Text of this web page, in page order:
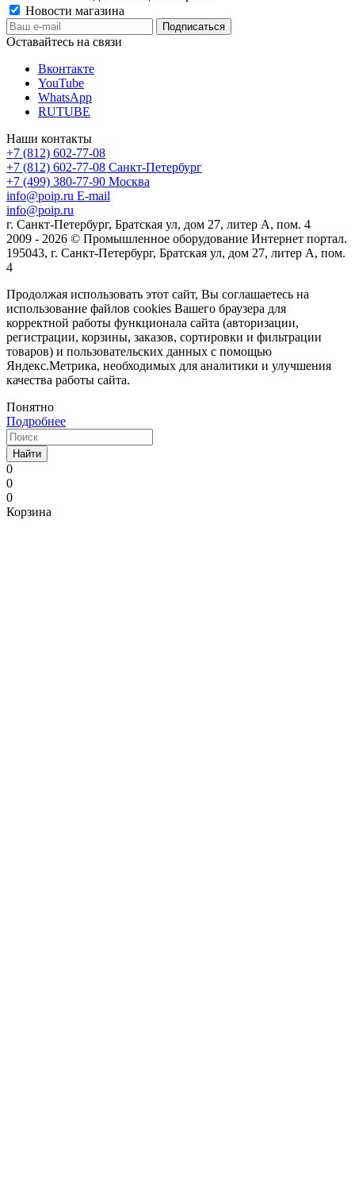
Новости магазина
Оставайтесь на связи
Вконтакте
YouTube
WhatsApp
RUTUBE
Наши контакты
+7 (812) 602-77-08
+7 (812) 602-77-08 Санкт-Петербург
+7 (499) 380-77-90 Москва
info@poip.ru E-mail
info@poip.ru
г. Санкт-Петербург, Братская ул, дом 27, литер А, пом. 4
2009 - 2026 © Промышленное оборудование Интернет портал.
195043, г. Санкт-Петербург, Братская ул, дом 27, литер А, пом.
4
Продолжая использовать этот сайт, Вы соглашаетесь на
использование файлов cookies Вашего браузера для
корректной работы функционала сайта (авторизации,
регистрации, корзины, заказов, сортировки и фильтрации
товаров) и пользовательских данных с помощью
Яндекс.Метрика, необходимых для аналитики и улучшения
качества работы сайта.
Понятно
Подробнее
Найти
0
0
0
Корзина